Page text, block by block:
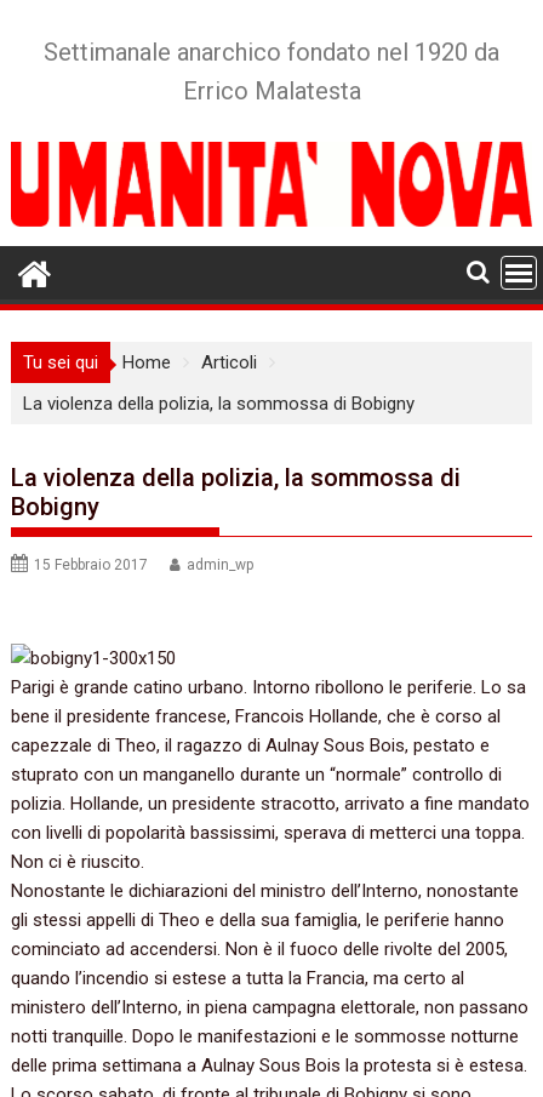
Settimanale anarchico fondato nel 1920 da
Errico Malatesta
Tu sei qui Home
Articoli
La violenza della polizia, la sommossa di Bobigny
La violenza della polizia, la sommossa di
Bobigny
15 Febbraio 2017 admin_wp
‬Parigi è grande catino urbano.‭ ‬Intorno ribollono le periferie.‭ ‬Lo sa
bene il presidente francese,‭ ‬Francois Hollande,‭ ‬che è corso al
capezzale di Theo,‭ ‬il ragazzo di Aulnay Sous Bois,‭ ‬pestato e
stuprato con un manganello durante un‭ “‬normale‭” ‬controllo di
polizia.‭ ‬Hollande,‭ ‬un presidente stracotto,‭ ‬arrivato a fine mandato
con livelli di popolarità bassissimi,‭ ‬sperava di metterci una toppa.‭
‬Non ci è riuscito.‭
‬Nonostante le dichiarazioni del ministro dell’Interno,‭ ‬nonostante
gli stessi appelli di Theo e della sua famiglia,‭ ‬le periferie hanno
cominciato ad accendersi.‭ ‬Non è il fuoco delle rivolte del‭ ‬2005,‭
‬quando l’incendio si estese a tutta la Francia,‭ ‬ma certo al
ministero dell’Interno,‭ ‬in piena campagna elettorale,‭ ‬non passano
notti tranquille.‭ ‬Dopo le manifestazioni e le sommosse notturne
delle prima settimana a Aulnay Sous Bois la protesta si è estesa.‭